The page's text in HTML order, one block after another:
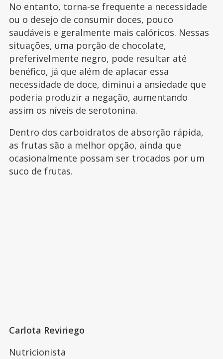
No entanto, torna-se frequente a necessidade
ou o desejo de consumir doces, pouco
saudáveis e geralmente mais calóricos. Nessas
situações, uma porção de chocolate,
preferivelmente negro, pode resultar até
benéfico, já que além de aplacar essa
necessidade de doce, diminui a ansiedade que
poderia produzir a negação, aumentando
assim os níveis de serotonina.
Dentro dos carboidratos de absorção rápida,
as frutas são a melhor opção, ainda que
ocasionalmente possam ser trocados por um
suco de frutas.
Carlota Reviriego
Nutricionista